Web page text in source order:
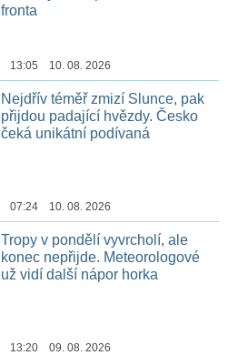
fronta
13:05 10. 08. 2026
Nejdřív téměř zmizí Slunce, pak
přijdou padající hvězdy. Česko
čeká unikátní podívaná
07:24 10. 08. 2026
Tropy v pondělí vyvrcholí, ale
konec nepřijde. Meteorologové
už vidí další nápor horka
13:20 09. 08. 2026